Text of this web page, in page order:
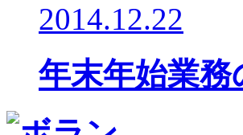
2014.12.22
年末年始業